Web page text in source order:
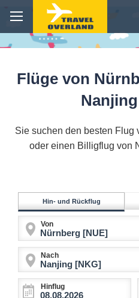
Flüge von
Sie suchen den besten Flug
oder einen Billigflug von
Hin- und Rückflug
Von
Nach
Hinflug